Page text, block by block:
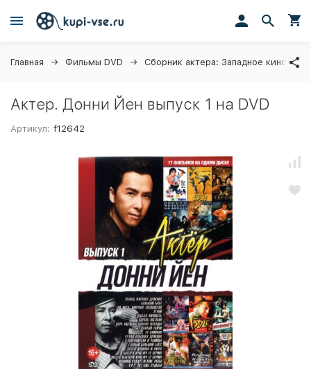
Главная Фильмы DVD Сборник актера: Западное кино
Актер. Донни Йен выпуск 1 на DVD
Артикул: f12642